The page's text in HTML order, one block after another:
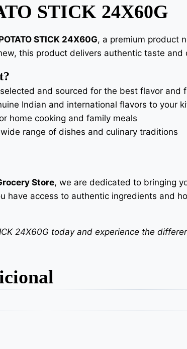
STICK 24X60G
STICK 24X60G, a premium product
this product delivers authentic taste and
and sourced for the best flavor and
Indian and international flavors to your
home cooking and family meals
range of dishes and culinary traditions
Store, we are dedicated to bringing
have access to authentic ingredients and
24X60G today and experience the